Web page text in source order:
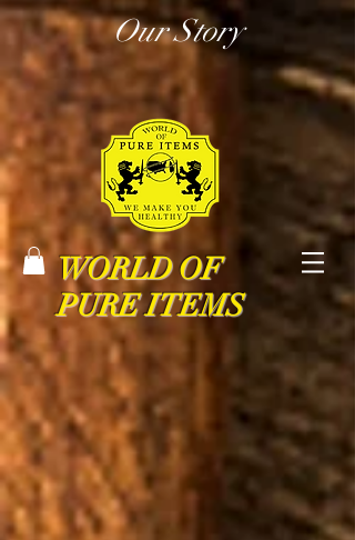
Our Story
WORLD OF
PURE ITEMS